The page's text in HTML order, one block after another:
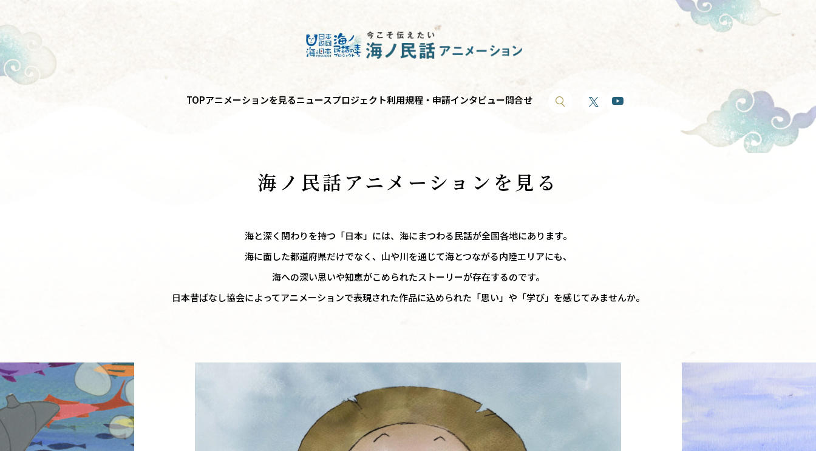
TOPアニメーションを見るニュースプロジェクト利用規程・申請インタビュー問合せ
海ノ民話 アニメーションを見る
海と深く関わりを持つ「日本」には、海にまつわる民話が全国各地にあります。
海に面した都道府県だけでなく、山や川を通じて海とつながる内陸エリアにも、
海への深い思いや知恵がこめられたストーリーが存在するのです。
日本昔ばなし協会によってアニメーションで表現された作品に込められた「思い」や「学び」を感じてみませんか。